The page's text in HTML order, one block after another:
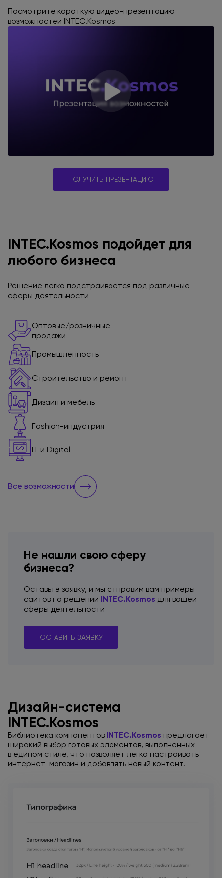
Посмотрите короткую видео-презентацию
возможностей INTEC.Kosmos
ПОЛУЧИТЬ ПРЕЗЕНТАЦИЮ
INTEC.Kosmos подойдет для
любого бизнеса
Решение легко подстраивается под различные
сферы деятельности
Оптовые/розничные
продажи
Промышленность
Строительство и ремонт
Дизайн и мебель
Fashion-индустрия
IT и Digital
Все возможности
Не нашли свою сферу
бизнеса?
Оставьте заявку, и мы отправим вам примеры
сайтов на решении INTEC.Kosmos для вашей
сферы деятельности
ОСТАВИТЬ ЗАЯВКУ
Дизайн-система
INTEC.Kosmos
Библиотека компонентов INTEC.Kosmos предлагает
широкий выбор готовых элементов, выполненных
в едином стиле, что позволяет легко настраивать
интернет-магазин и добавлять новый контент.